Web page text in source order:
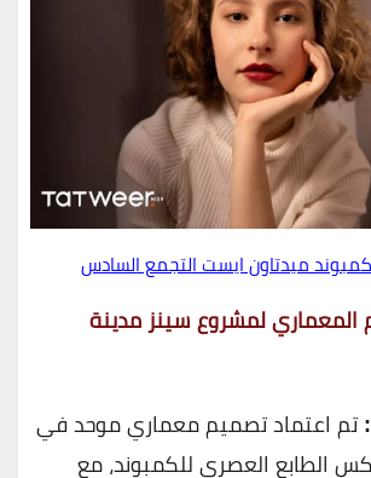
كمبوند ميدتاون ايست التجمع السادس
المعماري لمشروع سينز مدينة
تم اعتماد تصميم معماري موحد في
الطابع العصري للكمبوند، مع